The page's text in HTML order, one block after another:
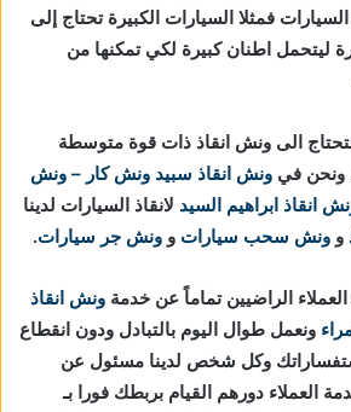
فمثلا السيارات الكبيرة تحتاج إلى
ليتحمل اطنان كبيرة لكي تمكنها من
الى ونش انقاذ ذات قوة متوسطة
ونحن في ونش انقاذ سبيد ونش كار – ونش
انقاذ ابراهيم السيد لانقاذ السيارات لدينا
و ونش سحب سيارات و ونش جر سيارات.
الراضيين تماماً عن خدمة ونش انقاذ
ونعمل طوال اليوم بالتبادل ودون انقطاع
وكل شخص لدينا مسئول عن
العملاء دورهم القيام بربطك فورا بـ